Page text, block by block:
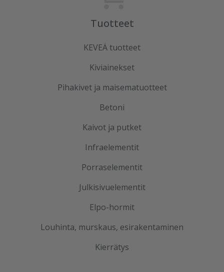
Tuotteet
KEVEÄ tuotteet
Kiviainekset
Pihakivet ja maisematuotteet
Betoni
Kaivot ja putket
Infraelementit
Porraselementit
Julkisivuelementit
Elpo-hormit
Louhinta, murskaus, esirakentaminen
Kierrätys